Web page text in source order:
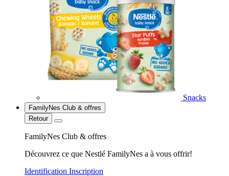
Snacks
FamilyNes Club & offres
Retour
FamilyNes Club & offres
Découvrez ce que Nestlé FamilyNes a à vous offrir!
Identification Inscription